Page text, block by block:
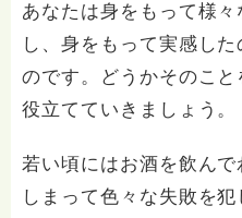
あなたは身をもって様
し、身をもって実感し
のです。どうかそのこ
役立てていきましょう。
若い頃にはお酒を飲ん
しまって色々な失敗を